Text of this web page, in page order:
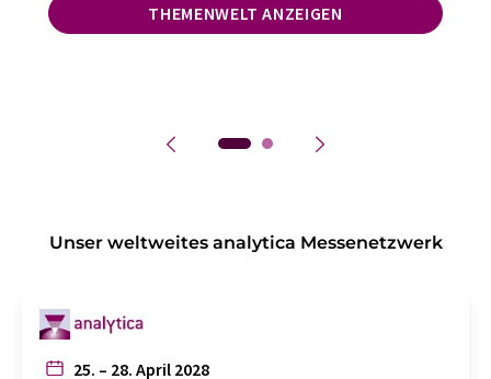
THEMENWELT ANZEIGEN
Unser weltweites analytica Messenetzwerk
25. – 28. April 2028